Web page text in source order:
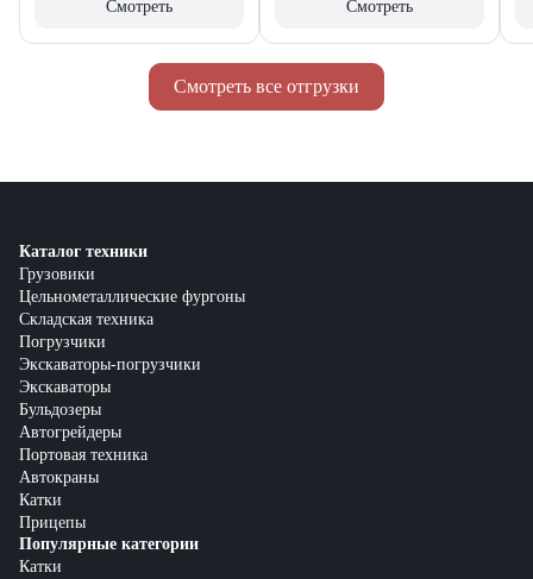
Смотреть все отгрузки
Смотреть Смотреть
Каталог техники
Грузовики
Цельнометаллические фургоны
Складская техника
Погрузчики
Экскаваторы-погрузчики
Экскаваторы
Бульдозеры
Автогрейдеры
Портовая техника
Автокраны
Катки
Прицепы
Популярные категории
Катки